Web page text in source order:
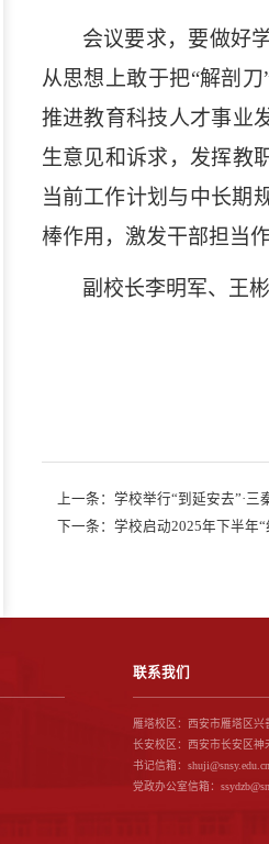
会议要求， 要做好
从思想上敢于把“解剖
推进教育科技人才事业
生意见和诉求，发挥教
当前工作计划与中长期
棒作用，激发干部担当作
副校长李明军、王
上一条： 学校举行“到延安去”·三
下一条： 学校启动2025年下半年
联系我们
雁塔校区：西安市雁塔区
长安校区：西安市长安区
书记信箱：
党政办公室信箱：